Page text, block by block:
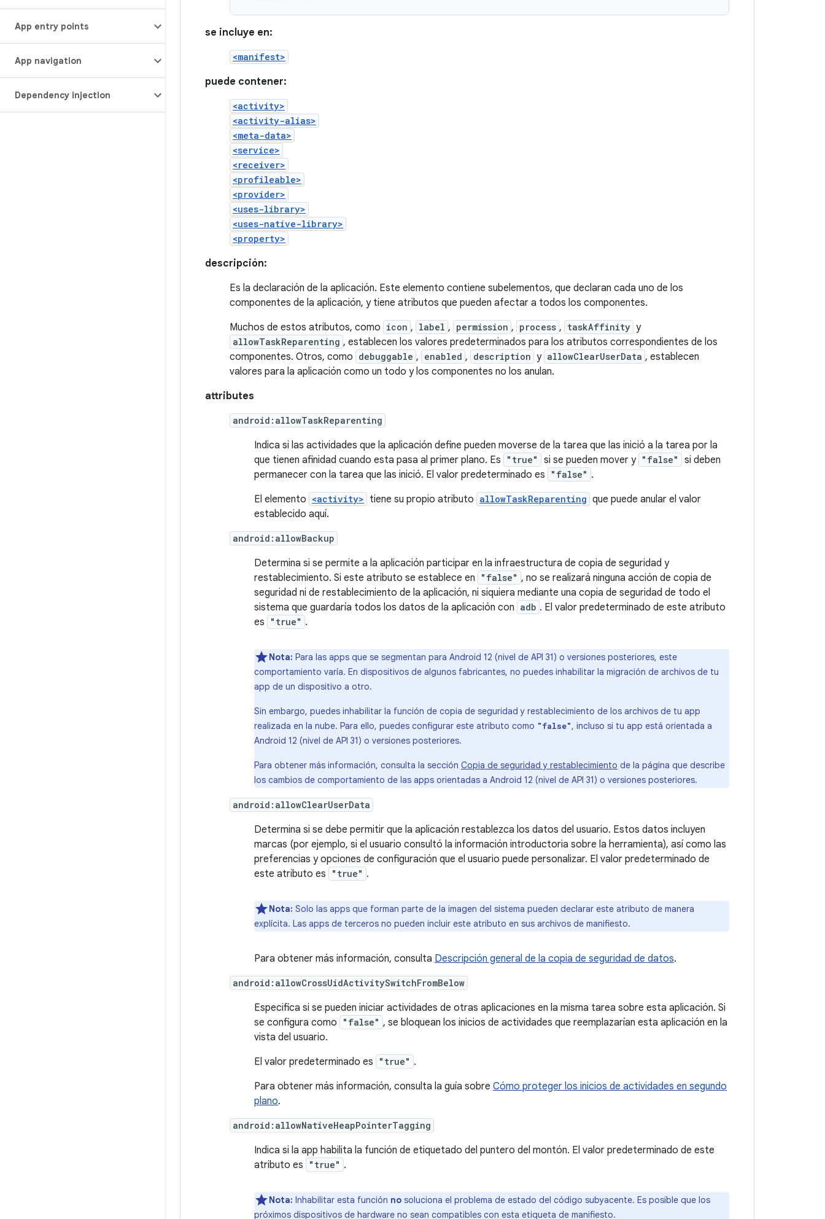
App entry points
App navigation
Dependency injection
se incluye en:
<manifest>
puede contener:
<activity>
<activity-alias>
<meta-data>
<service>
<receiver>
<profileable>
<provider>
<uses-library>
<uses-native-library>
<property>
descripción:
Es la declaración de la aplicación. Este elemento contiene subelementos, que declaran cada uno de los
componentes de la aplicación, y tiene atributos que pueden afectar a todos los componentes.
Muchos de estos atributos, como icon , label , permission , process , taskAffinity y
allowTaskReparenting , establecen los valores predeterminados para los atributos correspondientes de los
componentes. Otros, como debuggable , enabled , description y allowClearUserData , establecen
valores para la aplicación como un todo y los componentes no los anulan.
attributes
android:allowTaskReparenting
Indica si las actividades que la aplicación define pueden moverse de la tarea que las inició a la tarea por la
que tienen afinidad cuando esta pasa al primer plano. Es
"true" si se pueden mover y "false"
si deben
permanecer con la tarea que las inició. El valor predeterminado es
"false" .
El elemento <activity> tiene su propio atributo allowTaskReparenting que puede anular el valor
establecido aquí.
android:allowBackup
Determina si se permite a la aplicación participar en la infraestructura de copia de seguridad y
restablecimiento. Si este atributo se establece en
"false" , no se realizará ninguna acción de copia de
seguridad ni de restablecimiento de la aplicación, ni siquiera mediante una copia de seguridad de todo el
sistema que guardaría todos los datos de la aplicación con adb . El valor predeterminado de este atributo
es
"true" .
Nota: Para las apps que se segmentan para Android 12 (nivel de API 31) o versiones posteriores, este
comportamiento varía. En dispositivos de algunos fabricantes, no puedes inhabilitar la migración de archivos de tu
app de un dispositivo a otro.
Sin embargo, puedes inhabilitar la función de copia de seguridad y restablecimiento de los archivos de tu app
realizada en la nube. Para ello, puedes configurar este atributo como "false", incluso si tu app está orientada a
Android 12 (nivel de API 31) o versiones posteriores.
Para obtener más información, consulta la sección Copia de seguridad y restablecimiento de la página que describe
los cambios de comportamiento de las apps orientadas a Android 12 (nivel de API 31) o versiones posteriores.
android:allowClearUserData
Determina si se debe permitir que la aplicación restablezca los datos del usuario. Estos datos incluyen
marcas (por ejemplo, si el usuario consultó la información introductoria sobre la herramienta), así como las
preferencias y opciones de configuración que el usuario puede personalizar. El valor predeterminado de
este atributo es
"true" .
Nota: Solo las apps que forman parte de la imagen del sistema pueden declarar este atributo de manera
explícita. Las apps de terceros no pueden incluir este atributo en sus archivos de manifiesto.
Para obtener más información, consulta Descripción general de la copia de seguridad de datos.
android:allowCrossUidActivitySwitchFromBelow
Especifica si se pueden iniciar actividades de otras aplicaciones en la misma tarea sobre esta aplicación. Si
se configura como
"false" , se bloquean los inicios de actividades que reemplazarían esta aplicación en la
vista del usuario.
El valor predeterminado es
"true" .
Para obtener más información, consulta la guía sobre Cómo proteger los inicios de actividades en segundo
plano.
android:allowNativeHeapPointerTagging
Indica si la app habilita la función de etiquetado del puntero del montón. El valor predeterminado de este
atributo es
"true" .
Nota: Inhabilitar esta función no soluciona el problema de estado del código subyacente. Es posible que los
próximos dispositivos de hardware no sean compatibles con esta etiqueta de manifiesto.